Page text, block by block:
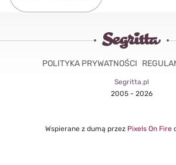
Segritta.pl
2005 - 2026
POLITYKA PRYWATNOŚCI
Wspierane z dumą przez Pixels On Fire